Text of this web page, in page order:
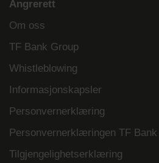
Angrerett
Om oss
TF Bank Group
Whistleblowing
Informasjonskapsler
Personvernerklæring
Personvernerklæringen TF
Tilgjengelighetserklæring